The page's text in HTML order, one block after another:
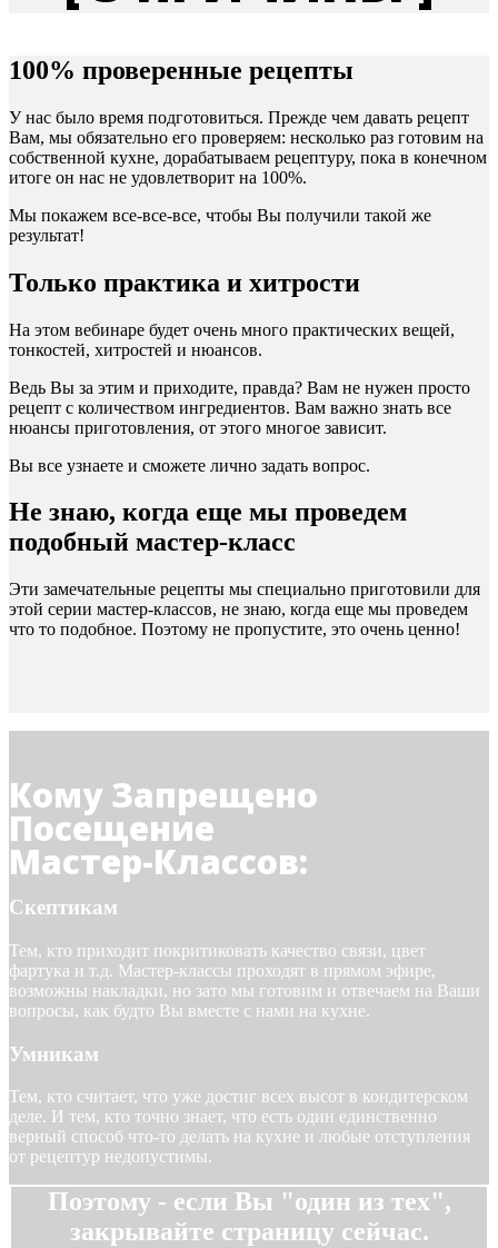
100% проверенные рецепты
У нас было время подготовиться. Прежде чем давать рецепт
Вам, мы обязательно его проверяем: несколько раз готовим на
собственной кухне, дорабатываем рецептуру, пока в конечном
итоге он нас не удовлетворит на 100%.
Мы покажем все-все-все, чтобы Вы получили такой же
результат!
Только практика и хитрости
На этом вебинаре будет очень много практических вещей,
тонкостей, хитростей и нюансов.
Ведь Вы за этим и приходите, правда? Вам не нужен просто
рецепт с количеством ингредиентов. Вам важно знать все
нюансы приготовления, от этого многое зависит.
Вы все узнаете и сможете лично задать вопрос.
Не знаю, когда еще мы проведем
подобный мастер-класс
Эти замечательные рецепты мы специально приготовили для
этой серии мастер-классов, не знаю, когда еще мы проведем
что то подобное. Поэтому не пропустите, это очень ценно!
Кому Запрещено
Посещение
Мастер-Классов:
Скептикам
Тем, кто приходит покритиковать качество связи, цвет
фартука и т.д. Мастер-классы проходят в прямом эфире,
возможны накладки, но зато мы готовим и отвечаем на Ваши
вопросы, как будто Вы вместе с нами на кухне.
Умникам
Тем, кто считает, что уже достиг всех высот в кондитерском
деле. И тем, кто точно знает, что есть один единственно
верный способ что-то делать на кухне и любые отступления
от рецептур недопустимы.
Поэтому - если Вы "один из тех",
закрывайте страницу сейчас.